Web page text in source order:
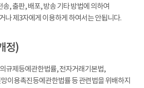
, 출판, 배포, 방송 기타 방법에 의하여
나 제3자에게 이용하게 하여서는 안됩니다.
정)
규제등에관한법률, 전자거래기본법,
이용촉진등에관한법률 등 관련법을 위배하지